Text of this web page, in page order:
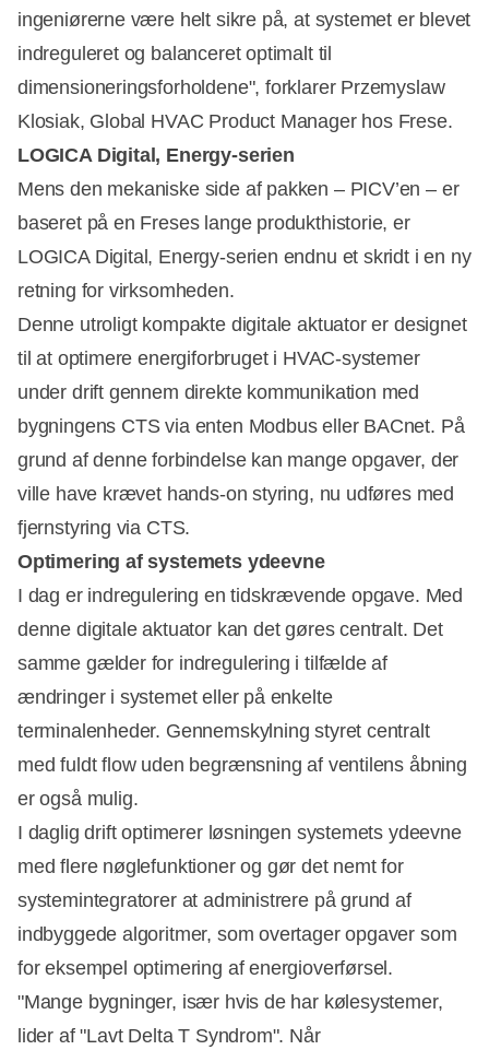
ingeniørerne være helt sikre på, at systemet er blevet
indreguleret og balanceret optimalt til
dimensioneringsforholdene", forklarer Przemyslaw
Klosiak, Global HVAC Product Manager hos Frese.
LOGICA Digital, Energy-serien
Mens den mekaniske side af pakken – PICV’en – er
baseret på en Freses lange produkthistorie, er
LOGICA Digital, Energy-serien endnu et skridt i en ny
retning for virksomheden.
Denne utroligt kompakte digitale aktuator er designet
til at optimere energiforbruget i HVAC-systemer
under drift gennem direkte kommunikation med
bygningens CTS via enten Modbus eller BACnet. På
grund af denne forbindelse kan mange opgaver, der
ville have krævet hands-on styring, nu udføres med
fjernstyring via CTS.
Optimering af systemets ydeevne
I dag er indregulering en tidskrævende opgave. Med
denne digitale aktuator kan det gøres centralt. Det
samme gælder for indregulering i tilfælde af
ændringer i systemet eller på enkelte
terminalenheder. Gennemskylning styret centralt
med fuldt flow uden begrænsning af ventilens åbning
er også mulig.
I daglig drift optimerer løsningen systemets ydeevne
med flere nøglefunktioner og gør det nemt for
systemintegratorer at administrere på grund af
indbyggede algoritmer, som overtager opgaver som
for eksempel optimering af energioverførsel.
"Mange bygninger, især hvis de har kølesystemer,
lider af "Lavt Delta T Syndrom". Når